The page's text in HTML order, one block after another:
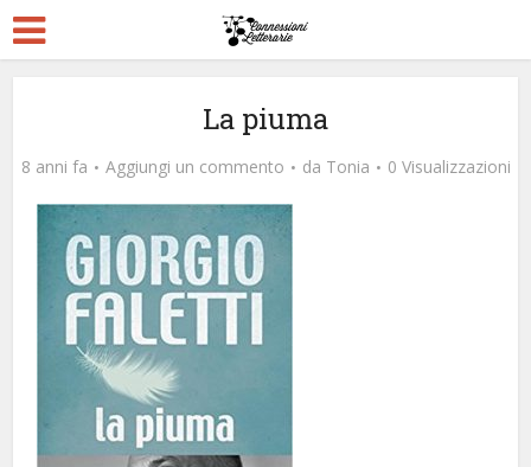
La piuma
8 anni fa Aggiungi un commento da Tonia 0 Visualizzazioni